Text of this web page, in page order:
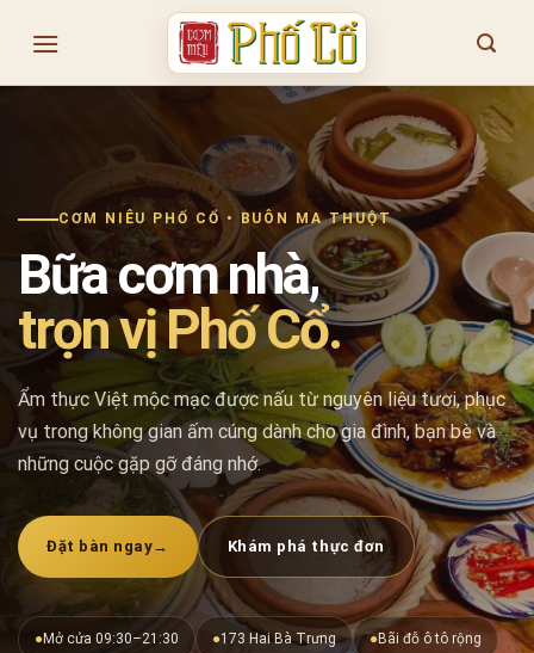
CƠM NIÊU PHỐ CỔ • BUÔN MA THUỘT
Bữa cơm nhà,
trọn vị Phố Cổ.
Ẩm thực Việt mộc mạc được nấu từ nguyên liệu tươi, phục
vụ trong không gian ấm cúng dành cho gia đình, bạn bè và
những cuộc gặp gỡ đáng nhớ.
Đặt bàn ngay→ Khám phá thực đơn
●Mở cửa 09:30–21:30 ●173 Hai Bà Trưng ●Bãi đỗ ô tô rộng